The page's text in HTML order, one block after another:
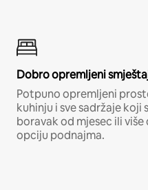
Dobro opremljeni
Potpuno opremljeni
kuhinju i sve sadržaje
boravak od mjesec ili više
opciju podnajma.